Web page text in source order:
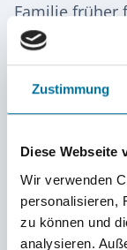
Zustimmung
Diese Webseite
Wir verwenden
personalisieren,
zu können und
analysieren.
Familie früher
Spiekeroog
Was war
Ich arbeite
möchte die
Englisch